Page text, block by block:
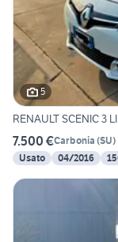
5
RENAULT SCENIC 3
7.500 €Carbonia (SU)
Usato
04/2016